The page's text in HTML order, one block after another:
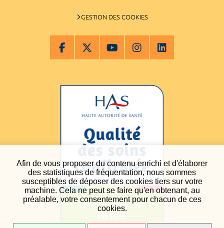
Afin de vous proposer du contenu enrichi et d'élaborer
des statistiques de fréquentation, nous sommes
susceptibles de déposer des cookies tiers sur votre
machine. Cela ne peut se faire qu'en obtenant, au
préalable, votre consentement pour chacun de ces
cookies.
GESTION DES COOKIES